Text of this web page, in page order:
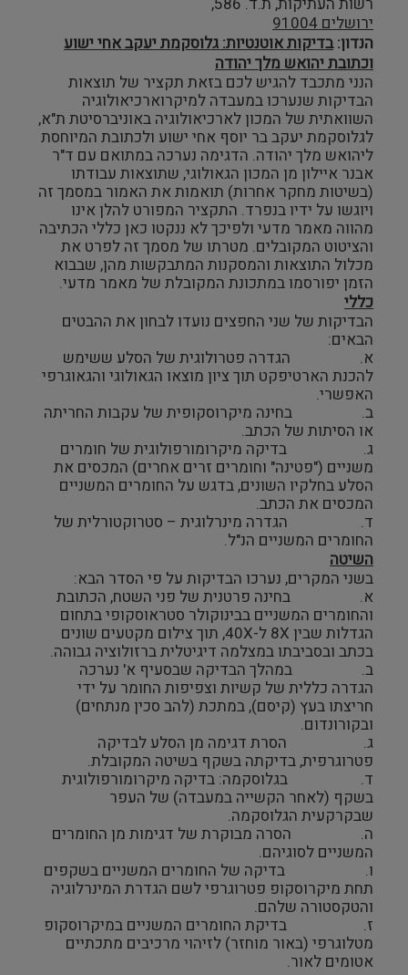
ירושלים 91004
הנדון:בדיקות אוטנטיות: גלוסקמת יעקב אחי ישוע
וכתובת יהואש מלך יהודה
הנני מתכבד להגיש לכם בזאת תקציר של תוצאות
הבדיקות שנערכו במעבדה למיקרוארכיאולוגיה
השוואתית של המכון לארכיאולוגיה באוניברסיטת ת"א,
לגלוסקמת יעקב בר יוסף אחי ישוע ולכתובת המיוחסת
ליהואש מלך יהודה. הדגימה נערכה במתואם עם ד"ר
אבנר איילון מן המכון הגאולוגי, שתוצאות עבודתו
(בשיטות מחקר אחרות) תואמות את האמור במסמך זה
ויוגשו על ידיו בנפרד. התקציר המפורט להלן אינו
מהווה מאמר מדעי ולפיכך לא ננקטו כאן כללי הכתיבה
והציטוט המקובלים. מטרתו של מסמך זה לפרט את
מכלול התוצאות והמסקנות המתבקשות מהן, שבבוא
הזמן יפורסמו במתכונת המקובלת של מאמר מדעי.
כללי
הבדיקות של שני החפצים נועדו לבחון את ההבטים
הבאים:
א. הגדרה פטרולוגית של הסלע ששימש
להכנת הארטיפקט תוך ציון מוצאו הגאולוגי והגאוגרפי
האפשרי.
ב. בחינה מיקרוסקופית של עקבות החריתה
או הסיתות של הכתב.
ג. בדיקה מיקרומורפולוגית של חומרים
משניים ("פטינה" וחומרים זרים אחרים) המכסים את
הסלע בחלקיו השונים, בדגש על החומרים המשניים
המכסים את הכתב.
ד. הגדרה מינרלוגית – סטרוקטורלית של
החומרים המשניים הנ"ל.
השיטה
בשני המקרים, נערכו הבדיקות על פי הסדר הבא:
א. בחינה פרטנית של פני השטח, הכתובת
והחומרים המשניים בבינוקולר סטראוסקופי בתחום
הגדלות שבין 8X ל-40X, תוך צילום מקטעים שונים
בכתב ובסביבתו במצלמה דיגיטלית ברזולוציה גבוהה.
ב. במהלך הבדיקה שבסעיף א' נערכה
הגדרה כללית של קשיות וצפיפות החומר על ידי
חריצתו בעץ (קיסם), במתכת (להב סכין מנתחים)
ובקורונדום.
ג. הסרת דגימה מן הסלע לבדיקה
פטרוגרפית, בדיקתה בשקף בשיטה המקובלת.
ד. בגלוסקמה: בדיקה מיקרומורפולוגית
בשקף (לאחר הקשייה במעבדה) של העפר
שבקרקעית הגלוסקמה.
ה. הסרה מבוקרת של דגימות מן החומרים
המשניים לסוגיהם.
ו. בדיקה של החומרים המשניים בשקפים
תחת מיקרוסקופ פטרוגרפי לשם הגדרת המינרלוגיה
והטקסטורה שלהם.
ז. בדיקת החומרים המשניים במיקרוסקופ
מטלוגרפי (באור מוחזר) לזיהוי מרכיבים מתכתיים
אטומים לאור.